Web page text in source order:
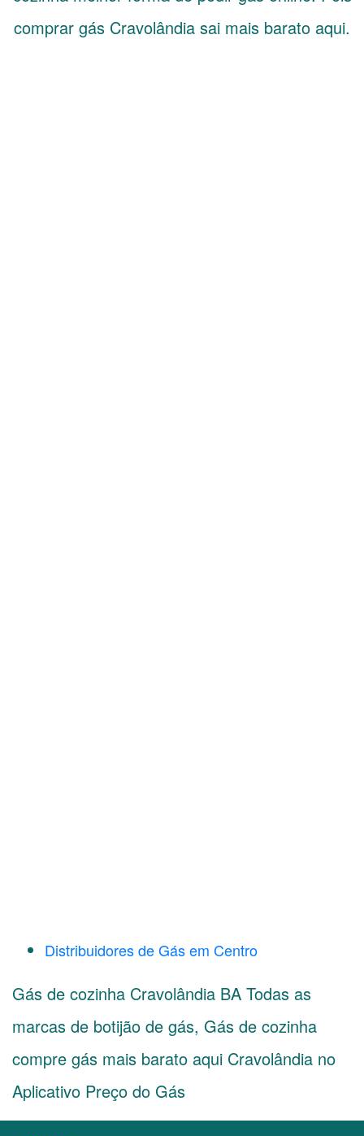
comprar gás Cravolândia sai mais barato aqui.
Distribuidores de Gás em Centro
Gás de cozinha Cravolândia BA Todas as
marcas de botijão de gás, Gás de cozinha
compre gás mais barato aqui Cravolândia no
Aplicativo Preço do Gás